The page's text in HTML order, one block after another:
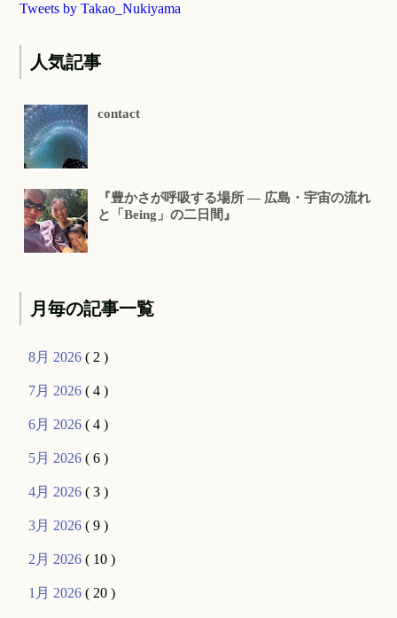
Tweets by Takao_Nukiyama
人気記事
contact
『豊かさが呼吸する場所 ― 広島・宇宙の流れ
と「Being」の二日間』
月毎の記事一覧
8月 2026( 2 )
7月 2026( 4 )
6月 2026( 4 )
5月 2026( 6 )
4月 2026( 3 )
3月 2026( 9 )
2月 2026( 10 )
1月 2026( 20 )